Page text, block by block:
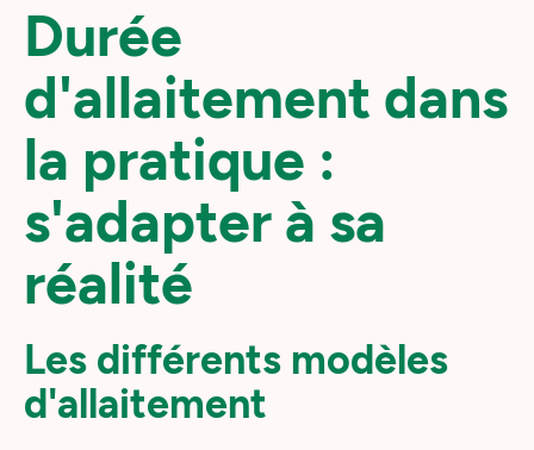
Durée
d'allaitement dans
la pratique :
s'adapter à sa
réalité
Les différents modèles
d'allaitement